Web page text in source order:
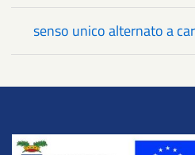
senso unico alternato a
Title